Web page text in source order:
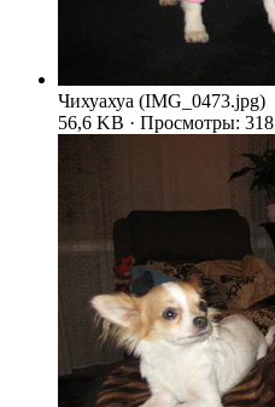
Чихуахуа (IMG_0473.jpg)
56,6 KB · Просмотры: 318